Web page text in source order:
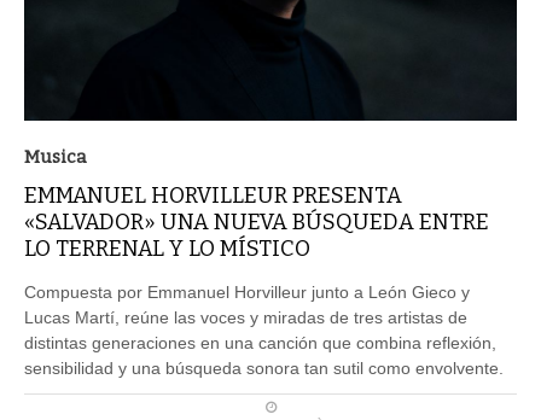
Musica
EMMANUEL HORVILLEUR PRESENTA
«SALVADOR» UNA NUEVA BÚSQUEDA ENTRE
LO TERRENAL Y LO MÍSTICO
Compuesta por Emmanuel Horvilleur junto a León Gieco y
Lucas Martí, reúne las voces y miradas de tres artistas de
distintas generaciones en una canción que combina reflexión,
sensibilidad y una búsqueda sonora tan sutil como envolvente.